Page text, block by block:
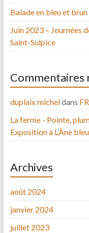
Balade en bleu et
Juin 2023 – Journées
Saint-Sulpice
Commentaires
duplaix micheldans
La ferme - Pointe,
Exposition à L’Âne
Archives
août 2024
janvier 2024
juillet 2023